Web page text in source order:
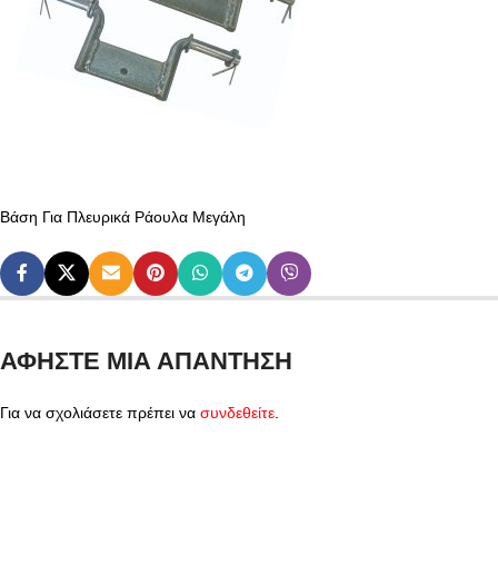
Βάση Για Πλευρικά Ράουλα Μεγάλη
ΑΦΉΣΤΕ ΜΙΑ ΑΠΆΝΤΗΣΗ
Για να σχολιάσετε πρέπει να συνδεθείτε